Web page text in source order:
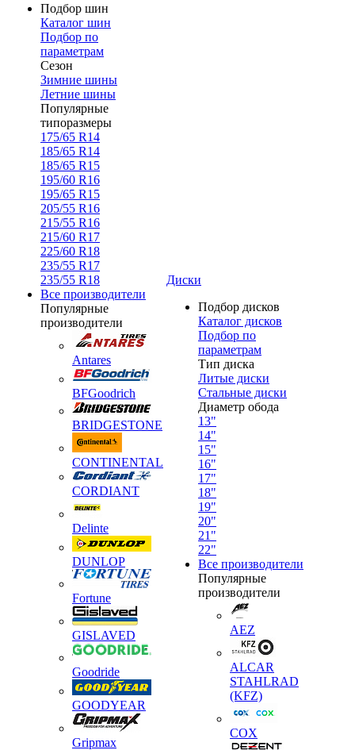
Подбор шин
Каталог шин
Подбор по
параметрам
Сезон
Зимние шины
Летние шины
Популярные
типоразмеры
175/65 R14
185/65 R14
185/65 R15
195/60 R16
195/65 R15
205/55 R16
215/55 R16
215/60 R17
225/60 R18
235/55 R17
235/55 R18
Все производители
Популярные
производители
Antares
BFGoodrich
BRIDGESTONE
CONTINENTAL
CORDIANT
Delinte
DUNLOP
Fortune
GISLAVED
Goodride
GOODYEAR
Gripmax
Диски
Подбор дисков
Каталог дисков
Подбор по
параметрам
Тип диска
Литые диски
Стальные диски
Диаметр обода
13"
14"
15"
16"
17"
18"
19"
20"
21"
22"
Все производители
Популярные
производители
AEZ
ALCAR
STAHLRAD
(KFZ)
COX